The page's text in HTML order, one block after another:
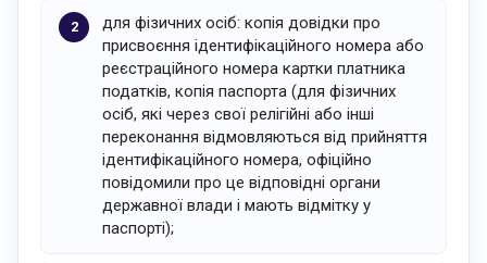
для фізичних осіб: копія довідки про
присвоєння ідентифікаційного номера або
реєстраційного номера картки платника
податків, копія паспорта (для фізичних
осіб, які через свої релігійні або інші
переконання відмовляються від прийняття
ідентифікаційного номера, офіційно
повідомили про це відповідні органи
державної влади і мають відмітку у
паспорті);